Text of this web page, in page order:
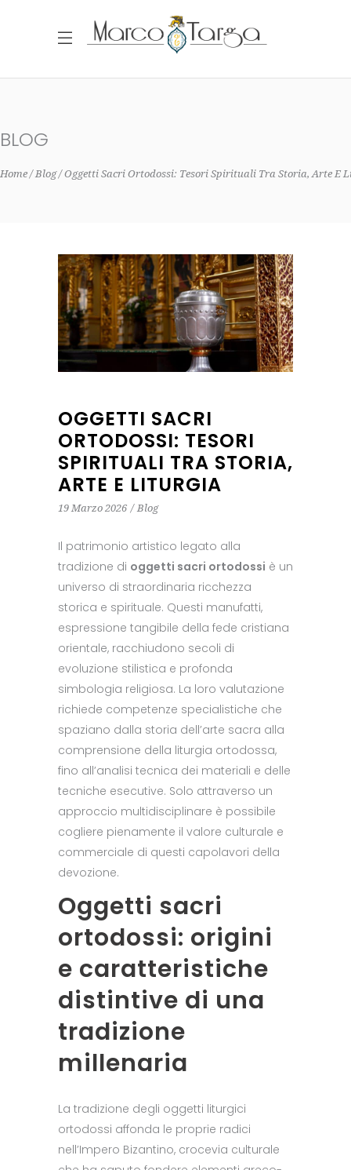
BLOG
Home Blog Oggetti Sacri Ortodossi: Tesori Spirituali Tra Storia, Arte E
OGGETTI SACRI
ORTODOSSI: TESORI
SPIRITUALI TRA STORIA,
ARTE E LITURGIA
19 Marzo 2026 Blog
Il patrimonio artistico legato alla
tradizione di oggetti sacri ortodossi è un
universo di straordinaria ricchezza
storica e spirituale. Questi manufatti,
espressione tangibile della fede cristiana
orientale, racchiudono secoli di
evoluzione stilistica e profonda
simbologia religiosa. La loro valutazione
richiede competenze specialistiche che
spaziano dalla storia dell’arte sacra alla
comprensione della liturgia ortodossa,
fino all’analisi tecnica dei materiali e delle
tecniche esecutive. Solo attraverso un
approccio multidisciplinare è possibile
cogliere pienamente il valore culturale e
commerciale di questi capolavori della
devozione.
Oggetti sacri
ortodossi: origini
e caratteristiche
distintive di una
tradizione
millenaria
La tradizione degli oggetti liturgici
ortodossi affonda le proprie radici
nell’Impero Bizantino, crocevia culturale